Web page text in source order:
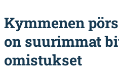
Kymmenen
on suurimmat
omistukset